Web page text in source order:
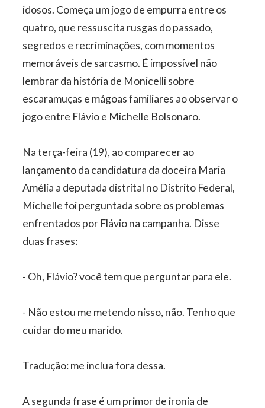
idosos. Começa um jogo de empurra entre os
quatro, que ressuscita rusgas do passado,
segredos e recriminações, com momentos
memoráveis de sarcasmo. É impossível não
lembrar da história de Monicelli sobre
escaramuças e mágoas familiares ao observar o
jogo entre Flávio e Michelle Bolsonaro.
Na terça-feira (19), ao comparecer ao
lançamento da candidatura da doceira Maria
Amélia a deputada distrital no Distrito Federal,
Michelle foi perguntada sobre os problemas
enfrentados por Flávio na campanha. Disse
duas frases:
- Oh, Flávio? você tem que perguntar para ele.
- Não estou me metendo nisso, não. Tenho que
cuidar do meu marido.
Tradução: me inclua fora dessa.
A segunda frase é um primor de ironia de